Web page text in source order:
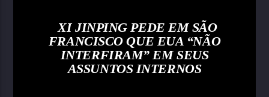
XI JINPING PEDE EM SÃO
FRANCISCO QUE EUA “NÃO
INTERFIRAM” EM SEUS
ASSUNTOS INTERNOS